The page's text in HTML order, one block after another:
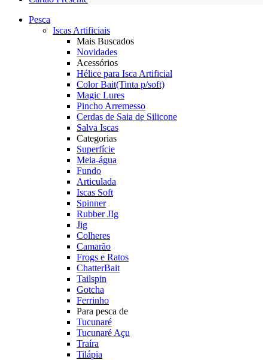
Pesca
Iscas Artificiais
Mais Buscados
Novidades
Acessórios
Hélice para Isca Artificial
Color Bait(Tinta p/soft)
Magic Lures
Pincho Arremesso
Cerdas de Saia de Silicone
Salva Iscas
Categorias
Superfície
Meia-água
Fundo
Articulada
Iscas Soft
Spinner
Rubber JIg
Jig
Colheres
Camarão
Frogs e Ratos
ChatterBait
Tailspin
Gotcha
Ferrinho
Para pesca de
Tucunaré
Tucunaré Açu
Traíra
Tilápia